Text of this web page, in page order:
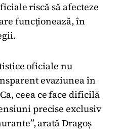
riscă să afecteze
funcționează, în
oficiale nu
evaziunea în
ceea ce face dificilă
precise exclusiv
arată Dragoș